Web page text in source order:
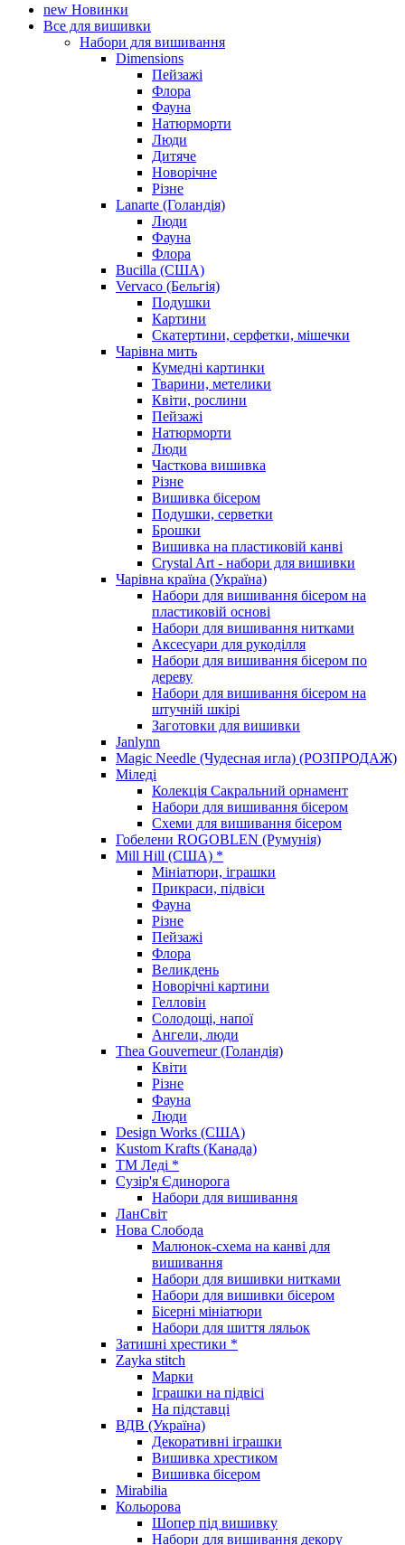
new Новинки
Все для вишивки
Набори для вишивання
Dimensions
Пейзажі
Флора
Фауна
Натюрморти
Люди
Дитяче
Новорічне
Різне
Lanarte (Голандія)
Люди
Фауна
Флора
Bucilla (США)
Vervaco (Бельгія)
Подушки
Картини
Скатертини, серфетки, мішечки
Чарiвна мить
Кумедні картинки
Тварини, метелики
Квіти, рослини
Пейзажі
Натюрморти
Люди
Часткова вишивка
Різне
Вишивка бісером
Подушки, серветки
Брошки
Вишивка на пластиковій канві
Crystal Art - набори для вишивки
Чарівна країна (Україна)
Набори для вишивання бісером на
пластиковій основі
Набори для вишивання нитками
Аксесуари для рукоділля
Набори для вишивання бісером по
дереву
Набори для вишивання бісером на
штучній шкірі
Заготовки для вишивки
Janlynn
Magic Needle (Чудесная игла) (РОЗПРОДАЖ)
Міледі
Колекція Сакральний орнамент
Набори для вишивання бісером
Схеми для вишивання бісером
Гобелени ROGOBLEN (Румунія)
Mill Hill (США) *
Мініатюри, іграшки
Прикраси, підвіси
Фауна
Різне
Пейзажі
Флора
Великдень
Новорічні картини
Гелловін
Солодощі, напої
Ангели, люди
Thea Gouverneur (Голандія)
Квіти
Різне
Фауна
Люди
Design Works (США)
Kustom Krafts (Канада)
ТМ Леді *
Сузір'я Єдинорога
Набори для вишивання
ЛанСвіт
Нова Слобода
Малюнок-схема на канві для
вишивання
Набори для вишивки нитками
Набори для вишивки бісером
Бісерні мініатюри
Набори для шиття ляльок
Затишні хрестики *
Zayka stitch
Марки
Іграшки на підвісі
На підставці
ВДВ (Україна)
Декоративні іграшки
Вишивка хрестиком
Вишивка бісером
Mirabilia
Кольорова
Шопер під вишивку
Набори для вишивання декору